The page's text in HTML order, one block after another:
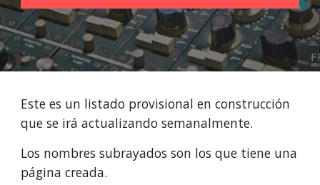
Este es un listado provisional en construcción
que se irá actualizando semanalmente.
Los nombres subrayados son los que tiene una
página creada.